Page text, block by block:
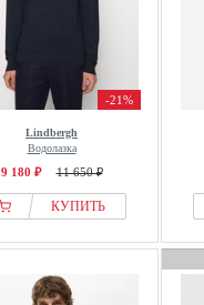
-21%
Lindbergh
Водолазка
9 180 ₽ 11 650 ₽
КУПИТЬ